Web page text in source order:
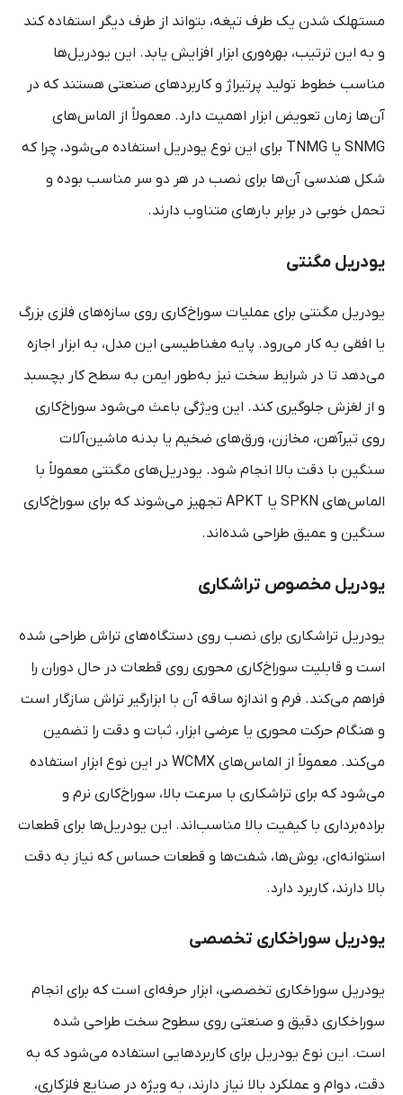
مستهلک شدن یک طرف تیغه، بتواند از طرف دیگر استفاده کند
و به این ترتیب، بهره‌وری ابزار افزایش یابد. این یودریل‌ها
مناسب خطوط تولید پرتیراژ و کاربردهای صنعتی هستند که در
آن‌ها زمان تعویض ابزار اهمیت دارد. معمولاً از الماس‌های
SNMG یا TNMG برای این نوع یودریل استفاده می‌شود، چرا که
شکل هندسی آن‌ها برای نصب در هر دو سر مناسب بوده و
تحمل خوبی در برابر بارهای متناوب دارند.
یودریل مگنتی
یودریل مگنتی برای عملیات سوراخ‌کاری روی سازه‌های فلزی بزرگ
یا افقی به کار می‌رود. پایه مغناطیسی این مدل، به ابزار اجازه
می‌دهد تا در شرایط سخت نیز به‌طور ایمن به سطح کار بچسبد
و از لغزش جلوگیری کند. این ویژگی باعث می‌شود سوراخ‌کاری
روی تیرآهن، مخازن، ورق‌های ضخیم یا بدنه ماشین‌آلات
سنگین با دقت بالا انجام شود. یودریل‌های مگنتی معمولاً با
الماس‌های SPKN یا APKT تجهیز می‌شوند که برای سوراخ‌کاری
سنگین و عمیق طراحی شده‌اند.
یودریل مخصوص تراشکاری
یودریل تراشکاری برای نصب روی دستگاه‌های تراش طراحی شده
است و قابلیت سوراخ‌کاری محوری روی قطعات در حال دوران را
فراهم می‌کند. فرم و اندازه ساقه آن با ابزارگیر تراش سازگار است
و هنگام حرکت محوری یا عرضی ابزار، ثبات و دقت را تضمین
می‌کند. معمولاً از الماس‌های WCMX در این نوع ابزار استفاده
می‌شود که برای تراشکاری با سرعت بالا، سوراخ‌کاری نرم و
براده‌برداری با کیفیت بالا مناسب‌اند. این یودریل‌ها برای قطعات
استوانه‌ای، بوش‌ها، شفت‌ها و قطعات حساس که نیاز به دقت
بالا دارند، کاربرد دارد.
یودریل سوراخکاری تخصصی
یودریل سوراخکاری تخصصی، ابزار حرفه‌ای‌ است که برای انجام
سوراخکاری دقیق و صنعتی روی سطوح سخت طراحی شده
است. این نوع یودریل برای کاربردهایی استفاده می‌شود که به
دقت، دوام و عملکرد بالا نیاز دارند، به ویژه در صنایع فلزکاری،